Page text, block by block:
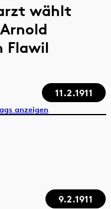
wählt
Flawil
11.2.1911
anzeigen
9.2.1911